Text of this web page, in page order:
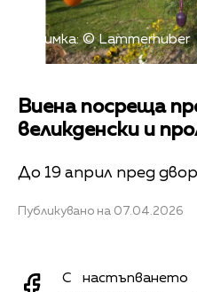
Снимка: © Lammerhuber
Виена посреща
великденски и
До 19 април пред
Публикувано на 07.04.2026
С